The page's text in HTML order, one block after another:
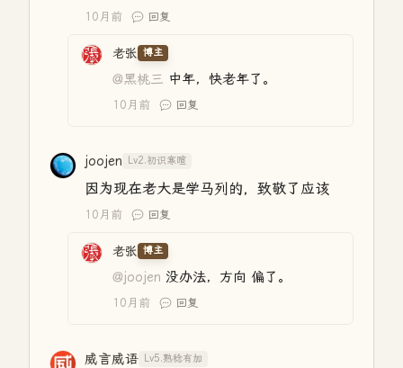
10月前 回复
老张 博主
@黑桃三 中年，快老年了。
10月前 回复
joojen Lv2.初识寒暄
因为现在老大是学马列的，致敬了应该
10月前 回复
老张 博主
@joojen 没办法，方向 偏了。
10月前 回复
威言威语 Lv5.熟稔有加